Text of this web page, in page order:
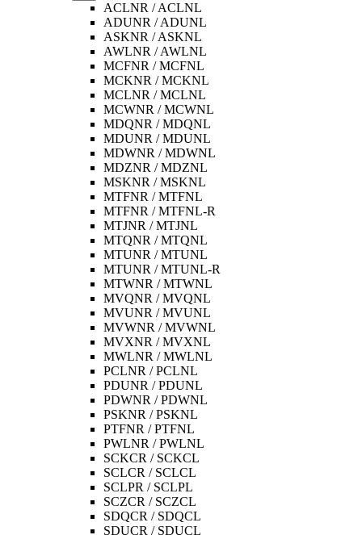
ACLNR / ACLNL
ADUNR / ADUNL
ASKNR / ASKNL
AWLNR / AWLNL
MCFNR / MCFNL
MCKNR / MCKNL
MCLNR / MCLNL
MCWNR / MCWNL
MDQNR / MDQNL
MDUNR / MDUNL
MDWNR / MDWNL
MDZNR / MDZNL
MSKNR / MSKNL
MTFNR / MTFNL
MTFNR / MTFNL-R
MTJNR / MTJNL
MTQNR / MTQNL
MTUNR / MTUNL
MTUNR / MTUNL-R
MTWNR / MTWNL
MVQNR / MVQNL
MVUNR / MVUNL
MVWNR / MVWNL
MVXNR / MVXNL
MWLNR / MWLNL
PCLNR / PCLNL
PDUNR / PDUNL
PDWNR / PDWNL
PSKNR / PSKNL
PTFNR / PTFNL
PWLNR / PWLNL
SCKCR / SCKCL
SCLCR / SCLCL
SCLPR / SCLPL
SCZCR / SCZCL
SDQCR / SDQCL
SDUCR / SDUCL